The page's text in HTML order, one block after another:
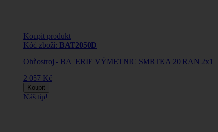
Koupit produkt
Kód zboží: BAT2050D
Ohňostroj - BATERIE VÝMETNIC SMRTKA 20 RAN 2x1
2 057 Kč
Koupit
Náš tip!